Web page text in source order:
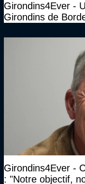
Girondins4Ever -
Girondins de
Girondins4Ever -
: "Notre objectif,